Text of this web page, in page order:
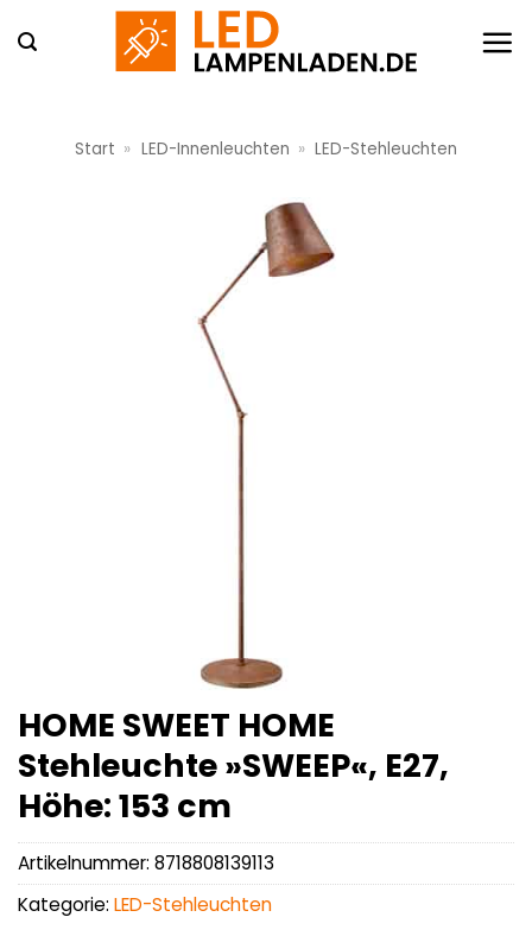
Inhalt
Start » LED-Innenleuchten » LED-Stehleuchten
HOME SWEET HOME
Stehleuchte »SWEEP«, E27,
Höhe: 153 cm
Artikelnummer: 8718808139113
Kategorie: LED-Stehleuchten